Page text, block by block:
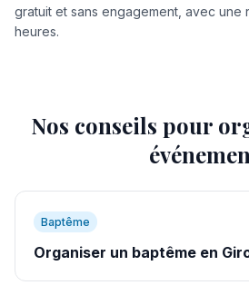
gratuit et sans engagement, avec une
heures.
Nos conseils pour
Baptême
Organiser un baptême en